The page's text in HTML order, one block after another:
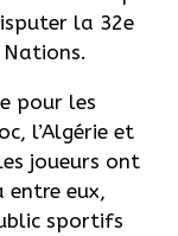
la 32e
Nations.
pour les
l’Algérie et
joueurs ont
entre eux,
sportifs